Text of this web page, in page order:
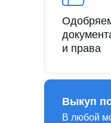
и права
В любой
Выкуп